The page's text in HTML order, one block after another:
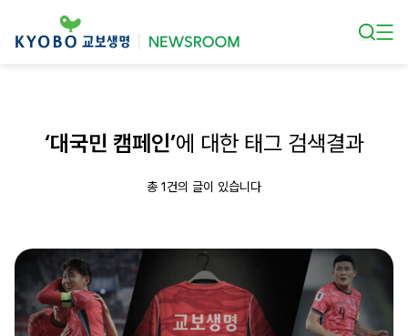
‘대국민 캠페인’에 대한 태그 검색결과
총 1건의 글이 있습니다